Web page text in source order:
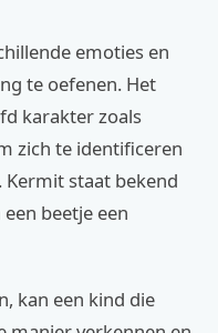
emoties en
te oefenen. Het
karakter zoals
zich te identificeren
Kermit staat bekend
beetje een
kan een kind die